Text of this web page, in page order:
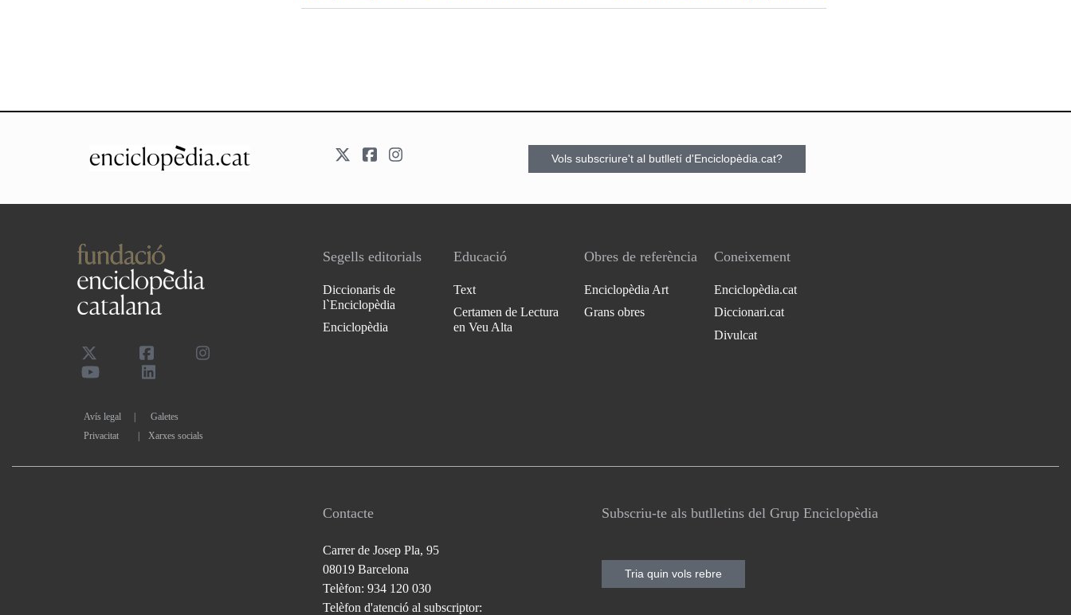
Vols subscriure't al butlletí d'Enciclopèdia.cat?
Avís legal
Galetes
Privacitat
| Xarxes socials
Segells editorials
Diccionaris de
l`Enciclopèdia
Enciclopèdia
Educació
Text
Certamen de Lectura
en Veu Alta
Obres de referència
Enciclopèdia Art
Grans obres
Coneixement
Enciclopèdia.cat
Diccionari.cat
Divulcat
Contacte
Carrer de Josep Pla, 95
08019 Barcelona
Telèfon: 934 120 030
Telèfon d'atenció al subscriptor:
Subscriu-te als butlletins del Grup Enciclopèdia
Tria quin vols rebre